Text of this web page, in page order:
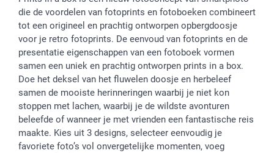
Fotokalenders & Fotoagenda's
Moederdag
Vaderdag
Verjaardag
Geboorte
Klachtenregeling
Wettelijke garantie
Privacybeleid
Cookiebeleid
Prijslijst
Jobs & Stages
Investor Relations
Betalingsmogelijkheden
Grote bestellingen
Levering
Mijn orderstatus
smartfriends
die de voordelen van fotoprints en fotoboeken combineert
tot een origineel en prachtig ontworpen opbergdoosje
voor je retro fotoprints. De eenvoud van fotoprints en de
presentatie eigenschappen van een fotoboek vormen
samen een uniek en prachtig ontworpen prints in a box.
Doe het deksel van het fluwelen doosje en herbeleef
samen de mooiste herinneringen waarbij je niet kon
stoppen met lachen, waarbij je de wildste avonturen
beleefde of wanneer je met vrienden een fantastische reis
maakte. Kies uit 3 designs, selecteer eenvoudig je
favoriete foto’s vol onvergetelijke momenten, voeg